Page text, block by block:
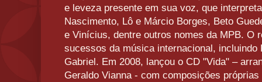
e leveza presente em sua voz, que
Nascimento, Lô e Márcio Borges, Beto
e Vinícius, dentre outros nomes da MPB. O
sucessos da música internacional, incluindo
Gabriel. Em 2008, lançou o CD "Vida" –
Geraldo Vianna - com composições